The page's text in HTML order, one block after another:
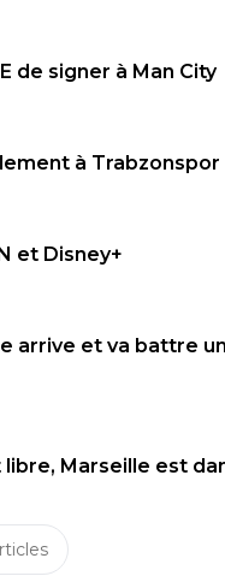
de signer à Man City
à Trabzonspor
et Disney+
arrive et va battre
Marseille est